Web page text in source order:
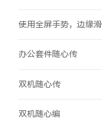
使用全屏手势，边缘
办公套件随心传
双机随心传
双机随心编